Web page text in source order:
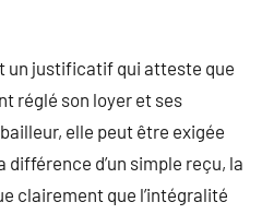
un justificatif qui atteste que
réglé son loyer et ses
elle peut être exigée
différence d’un simple reçu, la
clairement que l’intégralité